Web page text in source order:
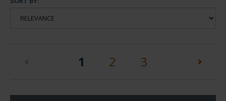
1 (current)
2 3